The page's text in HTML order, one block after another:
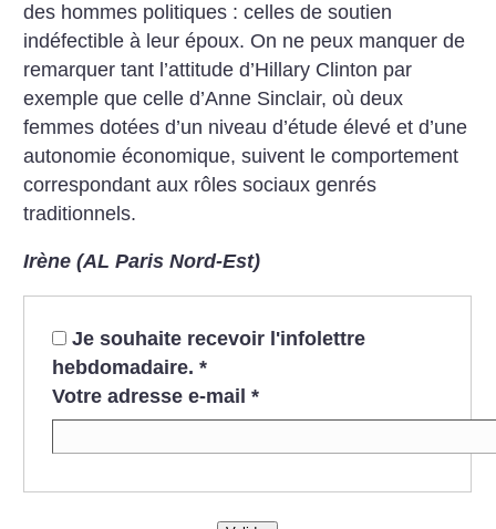
des hommes politiques : celles de soutien
indéfectible à leur époux. On ne peux manquer de
remarquer tant l’attitude d’Hillary Clinton par
exemple que celle d’Anne Sinclair, où deux
femmes dotées d’un niveau d’étude élevé et d’une
autonomie économique, suivent le comportement
correspondant aux rôles sociaux genrés
traditionnels.
Irène (AL Paris Nord-Est)
Je souhaite recevoir l'infolettre
hebdomadaire. *
Votre adresse e-mail *